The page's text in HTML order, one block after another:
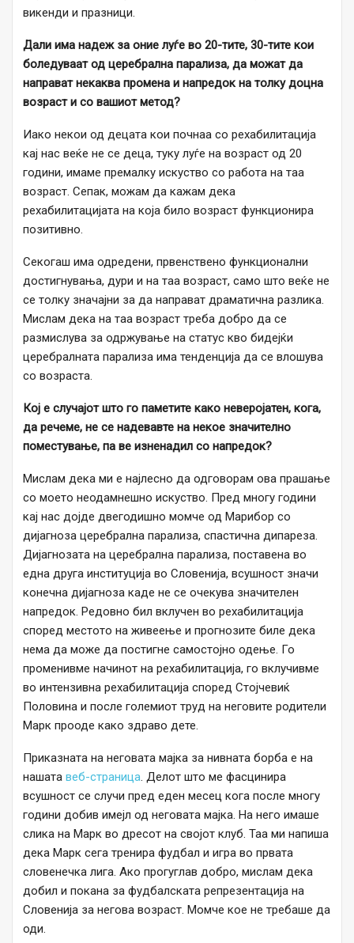
викенди и празници.
Дали има надеж за оние луѓе во 20-тите, 30-тите кои
боледуваат од церебрална парализа, да можат да
направат некаква промена и напредок на толку доцна
возраст и со вашиот метод?
Иако некои од децата кои почнаа со рехабилитација
кај нас веќе не се деца, туку луѓе на возраст од 20
години, имаме премалку искуство со работа на таа
возраст. Сепак, можам да кажам дека
рехабилитацијата на која било возраст функционира
позитивно.
Секогаш има одредени, првенствено функционални
достигнувања, дури и на таа возраст, само што веќе не
се толку значајни за да направат драматична разлика.
Мислам дека на таа возраст треба добро да се
размислува за одржување на статус кво бидејќи
церебралната парализа има тенденција да се влошува
со возраста.
Кој е случајот што го паметите како неверојатен, кога,
да речеме, не се надевавте на некое значително
поместување, па ве изненадил со напредок?
Мислам дека ми е најлесно да одговорам ова прашање
со моето неодамнешно искуство. Пред многу години
кај нас дојде двегодишно момче од Марибор со
дијагноза церебрална парализа, спастична дипареза.
Дијагнозата на церебрална парализа, поставена во
една друга институција во Словенија, всушност значи
конечна дијагноза каде не се очекува значителен
напредок. Редовно бил вклучен во рехабилитација
според местото на живеење и прогнозите биле дека
нема да може да постигне самостојно одење. Го
променивме начинот на рехабилитација, го вклучивме
во интензивна рехабилитација според Стојчевиќ
Половина и после големиот труд на неговите родители
Марк прооде како здраво дете.
Приказната на неговата мајка за нивната борба е на
нашата веб-страница. Делот што ме фасцинира
всушност се случи пред еден месец кога после многу
години добив имејл од неговата мајка. На него имаше
слика на Марк во дресот на својот клуб. Таа ми напиша
дека Марк сега тренира фудбал и игра во првата
словенечка лига. Ако прогуглав добро, мислам дека
добил и покана за фудбалската репрезентација на
Словенија за негова возраст. Момче кое не требаше да
оди.